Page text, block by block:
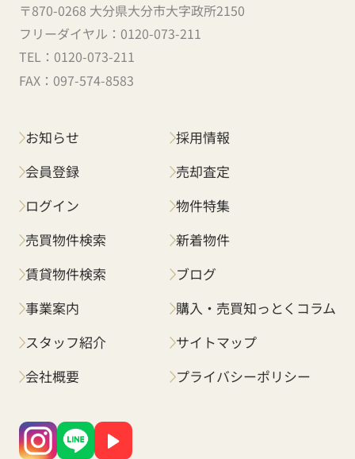
〒870-0268 大分県大分市大字政所2150
フリーダイヤル： 0120-073-211
TEL： 0120-073-211
FAX： 097-574-8583
お知らせ
会員登録
ログイン
売買物件検索
賃貸物件検索
事業案内
スタッフ紹介
会社概要
採用情報
売却査定
物件特集
新着物件
ブログ
購入・売買知っとくコラム
サイトマップ
プライバシーポリシー